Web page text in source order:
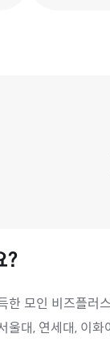
?
한 모인 비즈플
울대, 연세대, 이